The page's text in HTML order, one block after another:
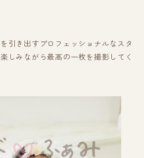
引き出すプロフェッショナルなスタ
しみながら最高の一枚を撮影してく